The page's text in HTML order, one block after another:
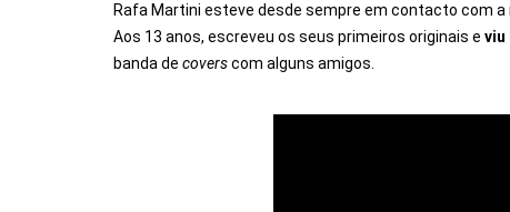
Rafa Martini esteve desde sempre em contacto com
Aos 13 anos, escreveu os seus primeiros originais e viu
banda de coverscom alguns amigos.